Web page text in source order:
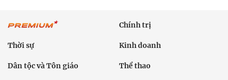
Chính trị
Thời sự Kinh doanh
Dân tộc và Tôn giáo Thể thao